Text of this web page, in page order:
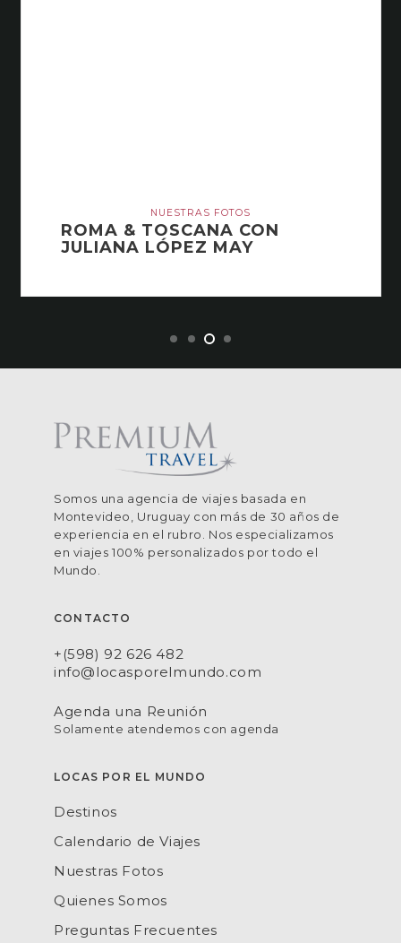
NUESTRAS FOTOS
ROMA & TOSCANA CON
JULIANA LÓPEZ MAY
Somos una agencia de viajes basada en
Montevideo, Uruguay con más de 30 años de
experiencia en el rubro. Nos especializamos
en viajes 100% personalizados por todo el
Mundo.
CONTACTO
+(598) 92 626 482
info@locasporelmundo.com
Agenda una Reunión
Solamente atendemos con agenda
LOCAS POR EL MUNDO
Destinos
Calendario de Viajes
Nuestras Fotos
Quienes Somos
Preguntas Frecuentes